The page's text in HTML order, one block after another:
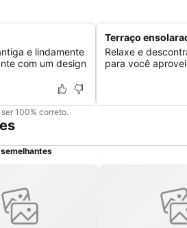
e lindamente
com um design
Terraço
Relaxe e
para você
100% correto.